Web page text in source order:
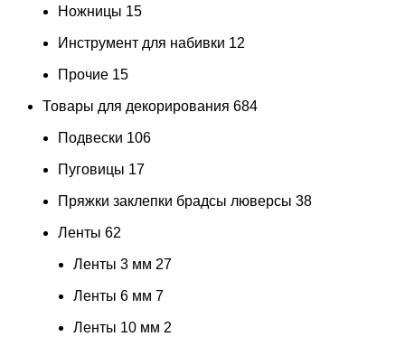
Ножницы 15
Инструмент для набивки 12
Прочие 15
Товары для декорирования 684
Подвески 106
Пуговицы 17
Пряжки заклепки брадсы люверсы 38
Ленты 62
Ленты 3 мм 27
Ленты 6 мм 7
Ленты 10 мм 2